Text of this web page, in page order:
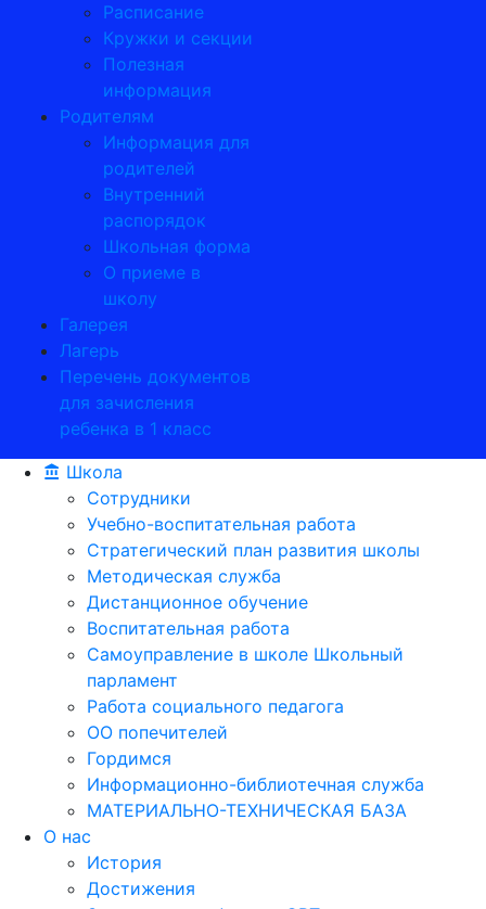
Расписание
Кружки и секции
Полезная
информация
Родителям
Информация для
родителей
Внутренний
распорядок
Школьная форма
О приеме в
школу
Галерея
Лагерь
Перечень документов
для зачисления
ребенка в 1 класс
Школа
Сотрудники
Учебно-воспитательная работа
Стратегический план развития школы
Методическая служба
Дистанционное обучение
Воспитательная работа
Самоуправление в школе Школьный
парламент
Работа социального педагога
ОО попечителей
Гордимся
Информационно-библиотечная служба
МАТЕРИАЛЬНО-ТЕХНИЧЕСКАЯ БАЗА
О нас
История
Достижения